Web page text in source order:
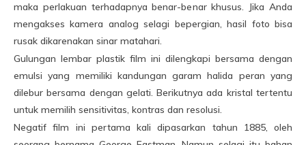
maka perlakuan terhadapnya benar-benar khusus. Jika Anda
mengakses kamera analog selagi bepergian, hasil foto bisa
rusak dikarenakan sinar matahari.
Gulungan lembar plastik film ini dilengkapi bersama dengan
emulsi yang memiliki kandungan garam halida peran yang
dilebur bersama dengan gelati. Berikutnya ada kristal tertentu
untuk memilih sensitivitas, kontras dan resolusi.
Negatif film ini pertama kali dipasarkan tahun 1885, oleh